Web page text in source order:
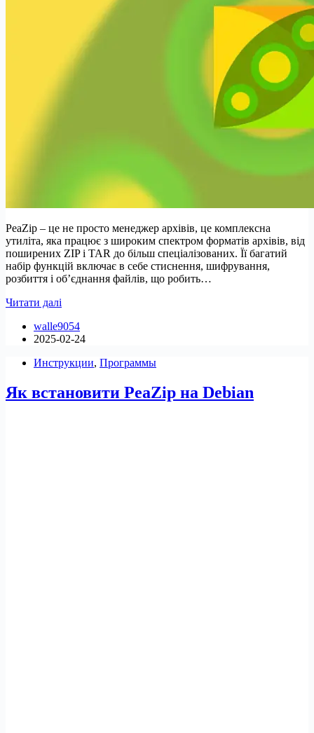
PeaZip – це не просто менеджер архівів, це комплексна
утиліта, яка працює з широким спектром форматів архівів, від
поширених ZIP і TAR до більш спеціалізованих. Її багатий
набір функцій включає в себе стиснення, шифрування,
розбиття і об’єднання файлів, що робить…
Читати далі
PeaZip
на
Mint
walle9054
2025-02-24
Инструкции, Программы
Як встановити PeaZip на Debian